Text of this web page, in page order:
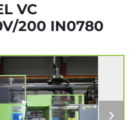
VC
200 IN0780